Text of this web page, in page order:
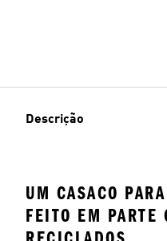
Descrição
UM CASACO
FEITO EM PARTE